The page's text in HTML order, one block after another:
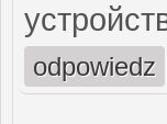
odpowiedz